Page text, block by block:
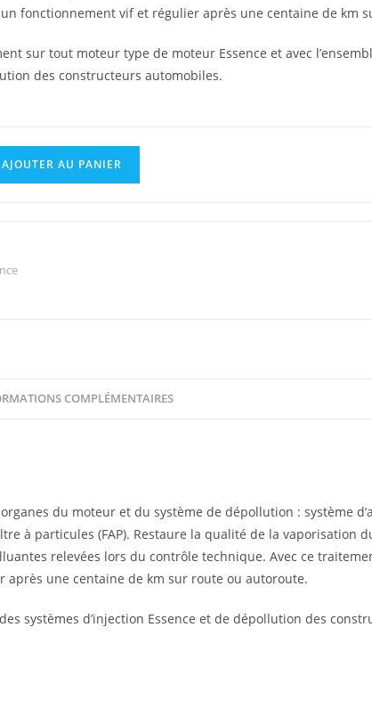
fonctionnement vif et régulier après une centaine de km
sur tout moteur type de moteur Essence et avec
des constructeurs automobiles.
AJOUTER AU PANIER
COMPLÉMENTAIRES
du moteur et du système de dépollution : système
à particules (FAP). Restaure la qualité de la vaporisation
relevées lors du contrôle technique. Avec ce
une centaine de km sur route ou autoroute.
systèmes d’injection Essence et de dépollution des